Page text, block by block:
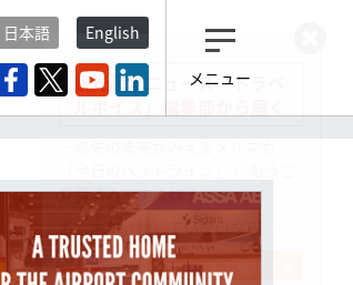
日本語 English
メニュー
観光産業ニュース「トラベ
登録済みですよね？
もし未だ登録していないなら…
いますぐ登録する